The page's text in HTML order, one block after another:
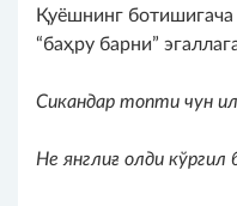
Қуёшнинг
“баҳру барни”
Сикандар топти чун
Не янглиғ олди кўргил